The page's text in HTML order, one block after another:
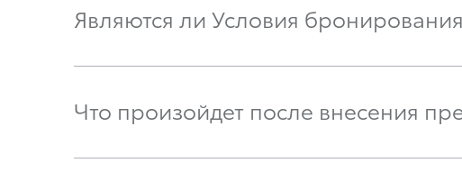
Являются ли Условия
Что произойдет после внесения